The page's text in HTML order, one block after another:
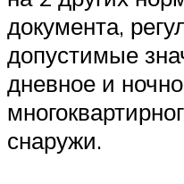
документа,
допустимые
дневное и
снаружи.